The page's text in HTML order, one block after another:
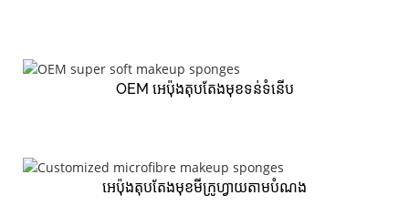
OEM អេប៉ុងតុបតែងមុខទន់ទំនើប
អេប៉ុងតុបតែងមុខមីក្រូហ្វាយតាមបំណង